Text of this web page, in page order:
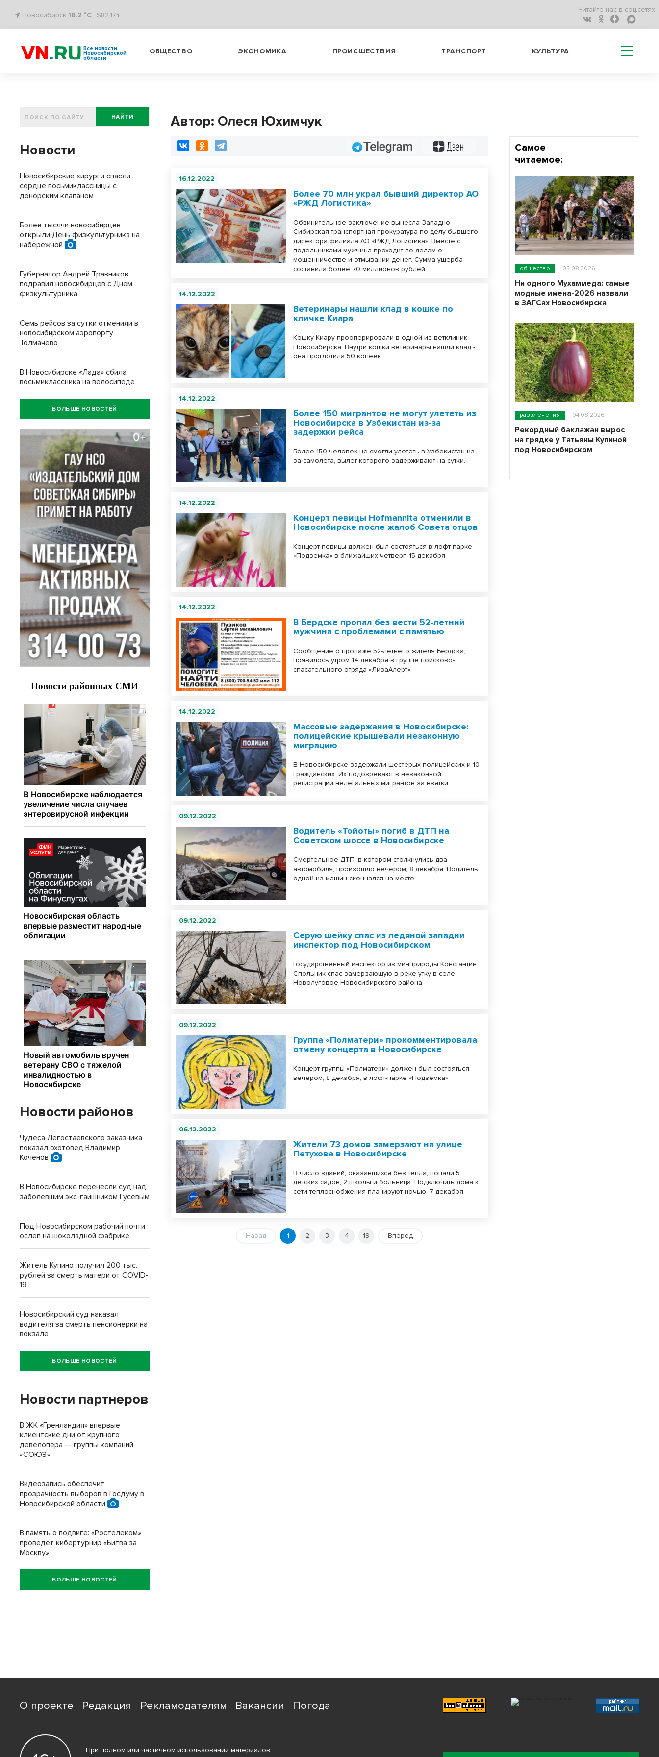
Новосибирск 18.2 °C $82.17↑
Читайте нас в соц.сетях:
Все новости
Новосибирской
области
ОБЩЕСТВО ЭКОНОМИКА ПРОИСШЕСТВИЯ ТРАНСПОРТ КУЛЬТУРА
Автор: Олеся Юхимчук
Telegram
16.12.2022
Более 70 млн украл бывший директор АО
«РЖД Логистика»
Обвинительное заключение вынесла Западно-
Сибирская транспортная прокуратура по делу бывшего
директора филиала АО «РЖД Логистика». Вместе с
подельниками мужчина проходит по делам о
мошенничестве и отмывании денег. Сумма ущерба
составила более 70 миллионов рублей.
14.12.2022
Ветеринары нашли клад в кошке по
кличке Киара
Кошку Киару прооперировали в одной из ветклиник
Новосибирска. Внутри кошки ветеринары нашли клад -
она проглотила 50 копеек.
14.12.2022
Более 150 мигрантов не могут улететь из
Новосибирска в Узбекистан из-за
задержки рейса
Более 150 человек не смогли улететь в Узбекистан из-
за самолета, вылет которого задерживают на сутки.
14.12.2022
Концерт певицы Hofmannita отменили в
Новосибирске после жалоб Совета отцов
Концерт певицы должен был состояться в лофт-парке
«Подземка» в ближайших четверг, 15 декабря.
14.12.2022
В Бердске пропал без вести 52-летний
мужчина с проблемами с памятью
Сообщение о пропаже 52-летнего жителя Бердска,
появилось утром 14 декабря в группе поисково-
спасательного отряда «ЛизаАлерт».
14.12.2022
Массовые задержания в Новосибирске:
полицейские крышевали незаконную
миграцию
В Новосибирске задержали шестерых полицейских и 10
гражданских. Их подозревают в незаконной
регистрации нелегальных мигрантов за взятки.
09.12.2022
Водитель «Тойоты» погиб в ДТП на
Советском шоссе в Новосибирске
Смертельное ДТП, в котором столкнулись два
автомобиля, произошло вечером, 8 декабря. Водитель
одной из машин скончался на месте.
09.12.2022
Серую шейку спас из ледяной западни
инспектор под Новосибирском
Государственный инспектор из минприроды Константин
Спольник спас замерзающую в реке утку в селе
Новолуговое Новосибирского района.
09.12.2022
Группа «Полматери» прокомментировала
отмену концерта в Новосибирске
Концерт группы «Полматери» должен был состояться
вечером, 8 декабря, в лофт-парке «Подземка».
06.12.2022
Жители 73 домов замерзают на улице
Петухова в Новосибирске
В число зданий, оказавшихся без тепла, попали 5
детских садов, 2 школы и больница. Подключить дома к
сети теплоснобжения планируют ночью, 7 декабря.
Назад 1 2 3 4 19 Вперед
НАЙТИ
Новости
Новосибирские хирурги спасли
сердце восьмиклассницы с
донорским клапаном
Более тысячи новосибирцев
открыли День физкультурника на
набережной
Губернатор Андрей Травников
подравил новосибирцев с Днем
физкультурника
Семь рейсов за сутки отменили в
новосибирском аэропорту
Толмачево
В Новосибирске «Лада» сбила
восьмиклассника на велосипеде
БОЛЬШЕ НОВОСТЕЙ
Новости районов
Чудеса Легостаевского заказника
показал охотовед Владимир
Коченов
В Новосибирске перенесли суд над
заболевшим экс-гаишником Гусевым
Под Новосибирском рабочий почти
ослеп на шоколадной фабрике
Житель Купино получил 200 тыс.
рублей за смерть матери от COVID-
19
Новосибирский суд наказал
водителя за смерть пенсионерки на
вокзале
БОЛЬШЕ НОВОСТЕЙ
Новости партнеров
В ЖК «Гренландия» впервые
клиентские дни от крупного
девелопера — группы компаний
«СОЮЗ»
Видеозапись обеспечит
прозрачность выборов в Госдуму в
Новосибирской области
В память о подвиге: «Ростелеком»
проведет кибертурнир «Битва за
Москву»
БОЛЬШЕ НОВОСТЕЙ
Самое
читаемое:
общество 05.08.2026
Ни одного Мухаммеда: самые
модные имена-2026 назвали
в ЗАГСах Новосибирска
развлечения 04.08.2026
Рекордный баклажан вырос
на грядке у Татьяны Купиной
под Новосибирском
О проекте Редакция Рекламодателям Вакансии Погода
При полном или частичном использовании материалов,